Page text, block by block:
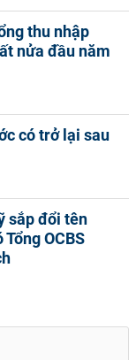
thu nhập
nửa đầu năm
có trở lại sau
sắp đổi tên
OCBS